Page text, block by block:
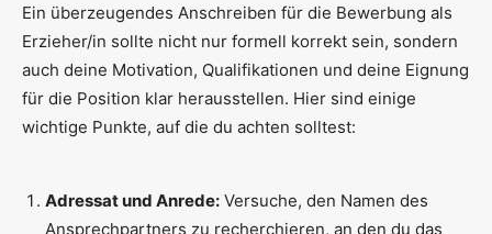
Ein überzeugendes Anschreiben für die Bewerbung als
Erzieher/in sollte nicht nur formell korrekt sein, sondern
auch deine Motivation, Qualifikationen und deine Eignung
für die Position klar herausstellen. Hier sind einige
wichtige Punkte, auf die du achten solltest:
Adressat und Anrede: Versuche, den Namen des
Ansprechpartners zu recherchieren, an den du das